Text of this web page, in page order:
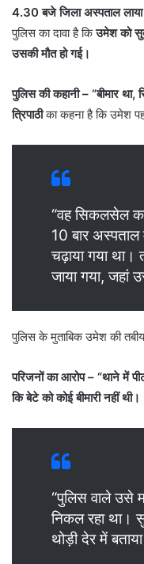
4.30 बजे जिला अस्पताल लाया
पुलिस का दावा है किउमेश को
उसकी मौत हो गई।
पुलिस की कहानी – “बीमार
त्रिपाठीका कहना है कि उमेश
“वह सिकलसेल
10 बार
चढ़ाया गया था।
जाया गया, जहां
पुलिस के मुताबिक उमेश की
परिजनों का आरोप – “थाने में
कि बेटे को कोई बीमारी नहीं थी।
“पुलिस वाले उसे
निकल रहा था।
थोड़ी देर में